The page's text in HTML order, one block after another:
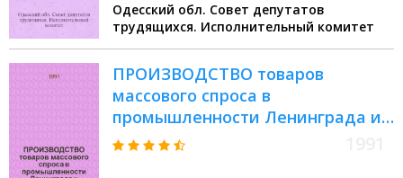
промышленными товарами и
увеличению производства
товаров широкого потребления и
продовольственных товаров
артелями промысловой
кооперации, кооперации
инвалидов и предприятиями
Одесский обл. Совет депутатов
трудящихся. Исполнительный комитет
ПРОИЗВОДСТВО товаров
массового спроса в
промышленности Ленинграда и
Ленинградской области... : Стат.